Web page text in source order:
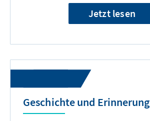
Jetzt lesen
Geschichte und Erinnerung